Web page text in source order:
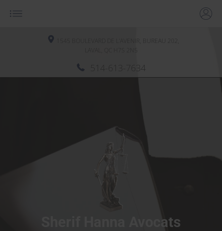
1545 BOULEVARD DE L'AVENIR, BUREAU 202,
514-613-7634
Sherif Hanna Avocats